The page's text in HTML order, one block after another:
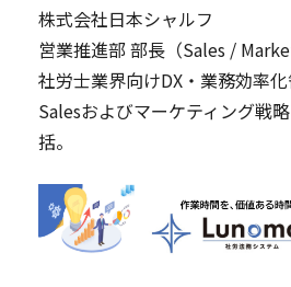
株式会社日本シャルフ
営業推進部 部長（Sales /
社労士業界向けDX・業務効率化
Salesおよびマーケティング戦
括。